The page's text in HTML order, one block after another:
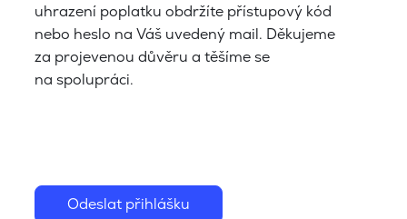
uhrazení poplatku obdržíte přístupový kód
nebo heslo na Váš uvedený mail. Děkujeme
za projevenou důvěru a těšíme se
na spolupráci.
Odeslat přihlášku